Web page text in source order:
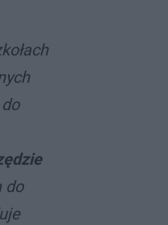
do